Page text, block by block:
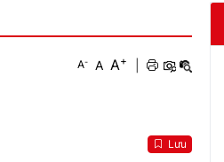
A- A A+
Lưu